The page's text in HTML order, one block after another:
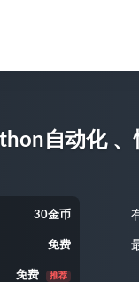
自动化 、
30金币
免费
免费 推荐